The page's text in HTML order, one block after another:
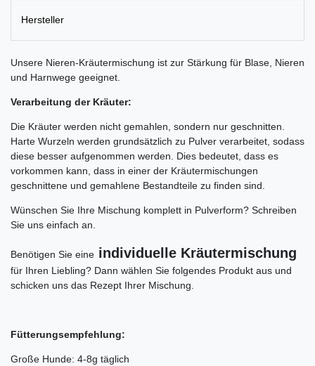
Hersteller
Unsere Nieren-Kräutermischung ist zur Stärkung für Blase, Nieren
und Harnwege geeignet.
Verarbeitung der Kräuter:
Die Kräuter werden nicht gemahlen, sondern nur geschnitten.
Harte Wurzeln werden grundsätzlich zu Pulver verarbeitet, sodass
diese besser aufgenommen werden. Dies bedeutet, dass es
vorkommen kann, dass in einer der Kräutermischungen
geschnittene und gemahlene Bestandteile zu finden sind.
Wünschen Sie Ihre Mischung komplett in Pulverform? Schreiben
Sie uns einfach an.
Benötigen Sie eine individuelle Kräutermischung
für Ihren Liebling? Dann wählen Sie folgendes Produkt aus und
schicken uns das Rezept Ihrer Mischung.
Fütterungsempfehlung:
Große Hunde: 4-8g täglich